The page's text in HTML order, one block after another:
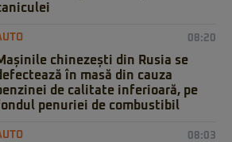
08:20
chinezești din Rusia se
în masă din cauza
de calitate inferioară, pe
penuriei de combustibil
08:03